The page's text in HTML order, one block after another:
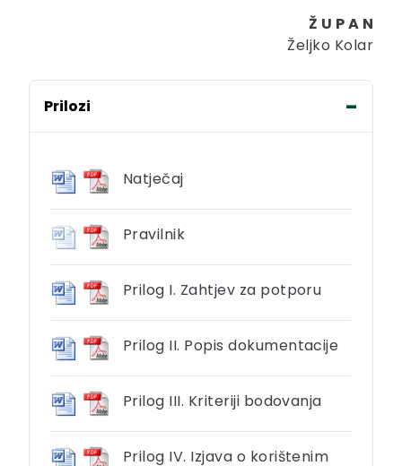
Ž U P A N
Željko Kolar
Prilozi
Natječaj
Pravilnik
Prilog I. Zahtjev za potporu
Prilog II. Popis dokumentacije
Prilog III. Kriteriji bodovanja
Prilog IV. Izjava o korištenim